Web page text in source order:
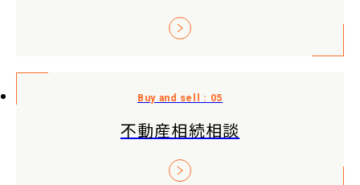
不動産相続相談